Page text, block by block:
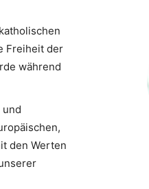
Freiheit der
während
den Werten